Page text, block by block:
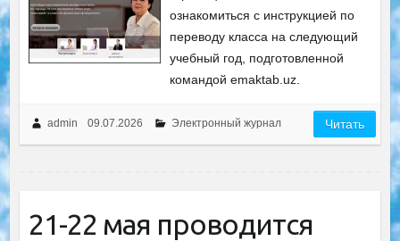
ознакомиться с инструкцией по
переводу класса на следующий
учебный год, подготовленной
командой emaktab.uz.
admin 09.07.2026 Электронный журнал Читать
21-22 мая проводится